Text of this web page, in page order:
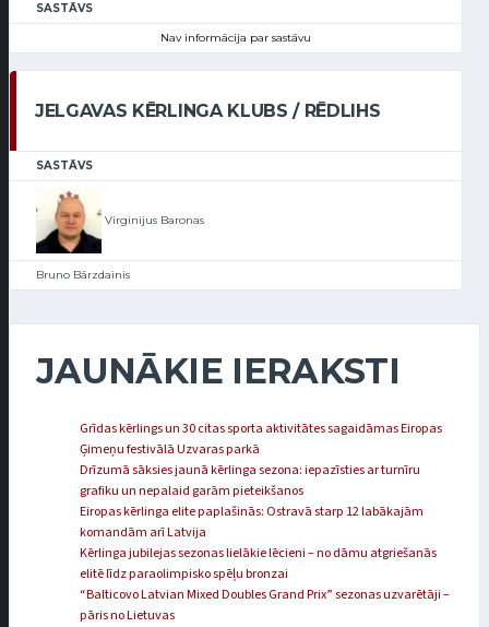
SASTĀVS
Nav informācija par sastāvu
JELGAVAS KĒRLINGA KLUBS / RĒDLIHS
SASTĀVS
Virginijus Baronas
Bruno Bārzdainis
JAUNĀKIE IERAKSTI
Grīdas kērlings un 30 citas sporta aktivitātes sagaidāmas Eiropas
Ģimeņu festivālā Uzvaras parkā
Drīzumā sāksies jaunā kērlinga sezona: iepazīsties ar turnīru
grafiku un nepalaid garām pieteikšanos
Eiropas kērlinga elite paplašinās: Ostravā starp 12 labākajām
komandām arī Latvija
Kērlinga jubilejas sezonas lielākie lēcieni – no dāmu atgriešanās
elitē līdz paraolimpisko spēļu bronzai
“Balticovo Latvian Mixed Doubles Grand Prix” sezonas uzvarētāji –
pāris no Lietuvas